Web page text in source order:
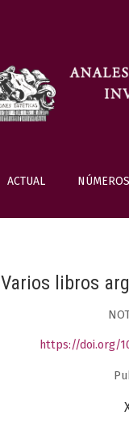
ACTUAL
Varios libros
https://doi.org/